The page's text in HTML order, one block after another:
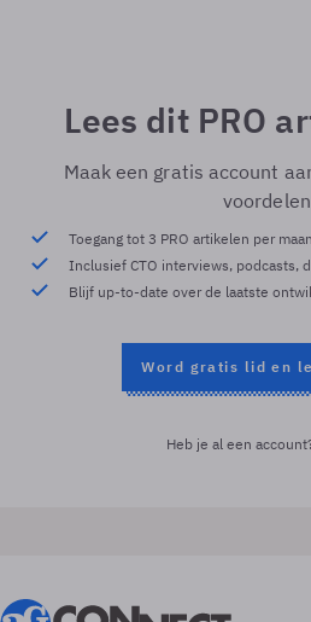
Lees dit PRO
Maak een gratis account
Toegang tot 3 PRO artikelen per
Inclusief CTO interviews, podcasts,
Blijf up-to-date over de laatste
Word gratis lid en
Heb je al een